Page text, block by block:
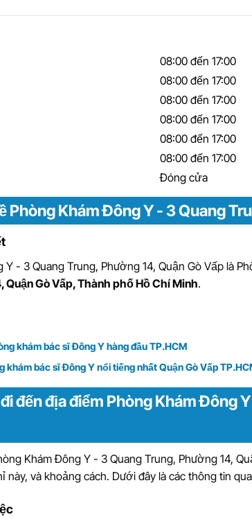
08:00 đến 17:00
08:00 đến 17:00
08:00 đến 17:00
08:00 đến 17:00
08:00 đến 17:00
08:00 đến 17:00
Đóng cửa
Phòng Khám Đông Y - 3 Quang
Y - 3 Quang Trung, Phường 14, Quận Gò Vấp là
Quận Gò Vấp, Thành phố Hồ Chí Minh.
khám bác sĩ Đông Y hàng đầu TP.HCM
khám bác sĩ Đông Y nổi tiếng nhất Quận Gò Vấp
đến địa điểm Phòng Khám Đông
Khám Đông Y - 3 Quang Trung, Phường 14,
này, và khoảng cách. Dưới đây là các thông tin